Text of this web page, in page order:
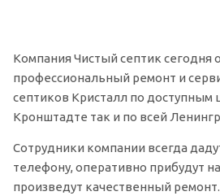
Компания Чистый септик сегодня
профессиональный ремонт и
септиков Кристалл по доступным
Кронштадте так и по всей
Сотрудники компании всегда
телефону, оперативно прибудут
произведут качественный